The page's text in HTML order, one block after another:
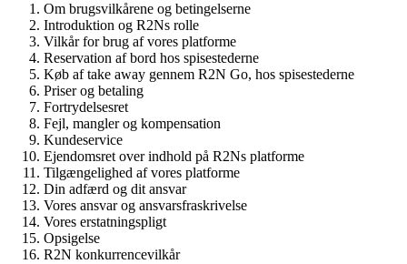
Om brugsvilkårene og betingelserne
Introduktion og R2Ns rolle
Vilkår for brug af vores platforme
Reservation af bord hos spisestederne
Køb af take away gennem R2N Go, hos spisestederne
Priser og betaling
Fortrydelsesret
Fejl, mangler og kompensation
Kundeservice
Ejendomsret over indhold på R2Ns platforme
Tilgængelighed af vores platforme
Din adfærd og dit ansvar
Vores ansvar og ansvarsfraskrivelse
Vores erstatningspligt
Opsigelse
R2N konkurrencevilkår